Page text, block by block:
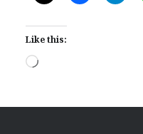
Like this:
Loading…